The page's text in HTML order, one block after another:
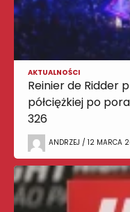
AKTUALNOŚCI
Reinier de Ridder
półciężkiej po
326
ANDRZEJ / 12 MARCA